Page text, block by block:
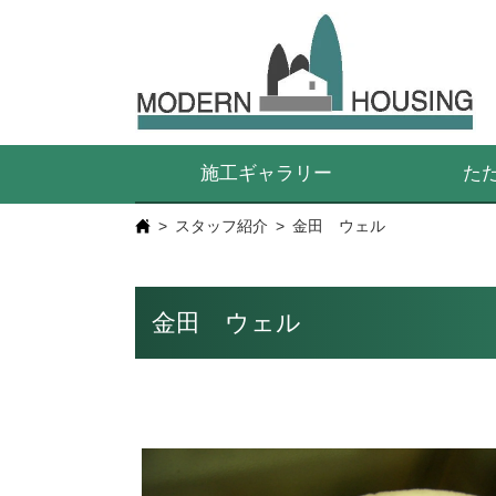
施工ギャラリー た
スタッフ紹介 金田 ウェル
金田 ウェル